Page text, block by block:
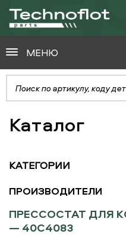
МЕНЮ
Каталог
КАТЕГОРИИ
ПРОИЗВОДИТЕЛИ
ПРЕССОСТАТ ДЛЯ
— 40C4083